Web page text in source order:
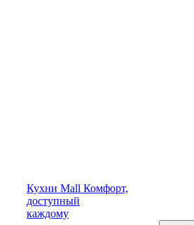
Кухни Mall Комфорт,
доступный
каждому